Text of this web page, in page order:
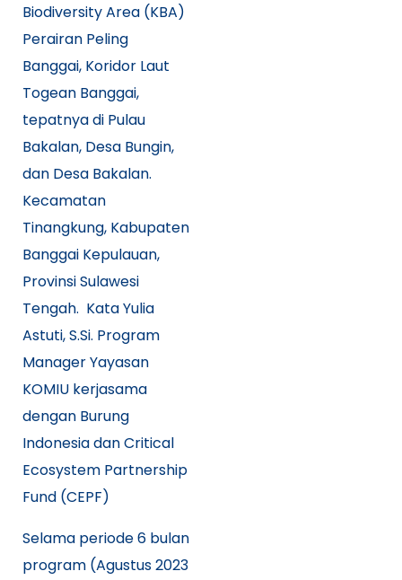
Biodiversity Area (KBA)
Perairan Peling
Banggai, Koridor Laut
Togean Banggai,
tepatnya di Pulau
Bakalan, Desa Bungin,
dan Desa Bakalan.
Kecamatan
Tinangkung, Kabupaten
Banggai Kepulauan,
Provinsi Sulawesi
Tengah. Kata Yulia
Astuti, S.Si. Program
Manager Yayasan
KOMIU kerjasama
dengan Burung
Indonesia dan Critical
Ecosystem Partnership
Fund (CEPF)
Selama periode 6 bulan
program (Agustus 2023